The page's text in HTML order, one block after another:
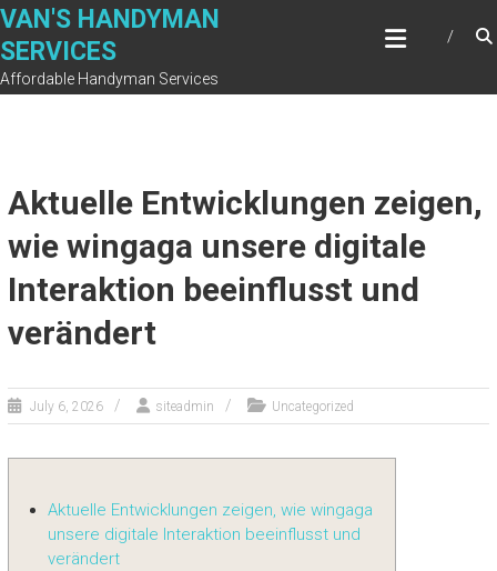
Skip
content
VAN'S HANDYMAN
SERVICES
Affordable Handyman Services
Aktuelle Entwicklungen zeigen,
wie wingaga unsere digitale
Interaktion beeinflusst und
verändert
July 6, 2026 siteadmin Uncategorized
Aktuelle Entwicklungen zeigen, wie wingaga
unsere digitale Interaktion beeinflusst und
verändert